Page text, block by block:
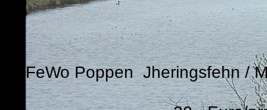
FeWo Poppen Jheringsfehn